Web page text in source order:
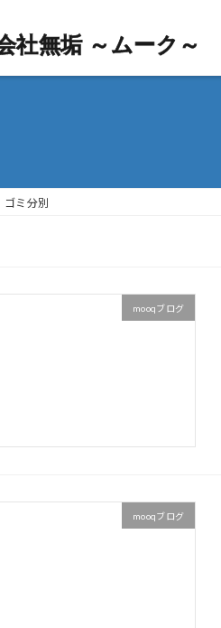
社無垢 ～ムーク～
社無垢 ～ムーク～
ゴミ分別
mooqブログ
mooqブログ